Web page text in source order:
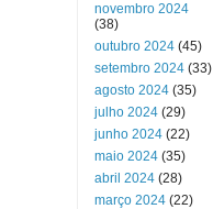
novembro 2024
(38)
outubro 2024 (45)
setembro 2024 (33)
agosto 2024 (35)
julho 2024 (29)
junho 2024 (22)
maio 2024 (35)
abril 2024 (28)
março 2024 (22)